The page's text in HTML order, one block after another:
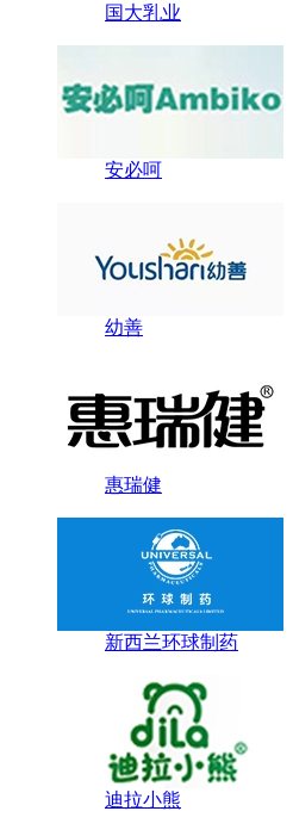
国大乳业
安必呵
幼善
惠瑞健
新西兰环球制药
迪拉小熊